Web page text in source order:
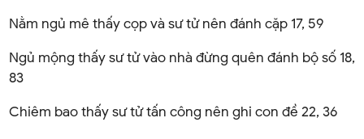
Nằm ngủ mê thấy cọp và sư tử nên đánh cặp 17, 59
Ngủ mộng thấy sư tử vào nhà đừng quên đánh bộ số 18,
83
Chiêm bao thấy sư tử tấn công nên ghi con đề 22, 36